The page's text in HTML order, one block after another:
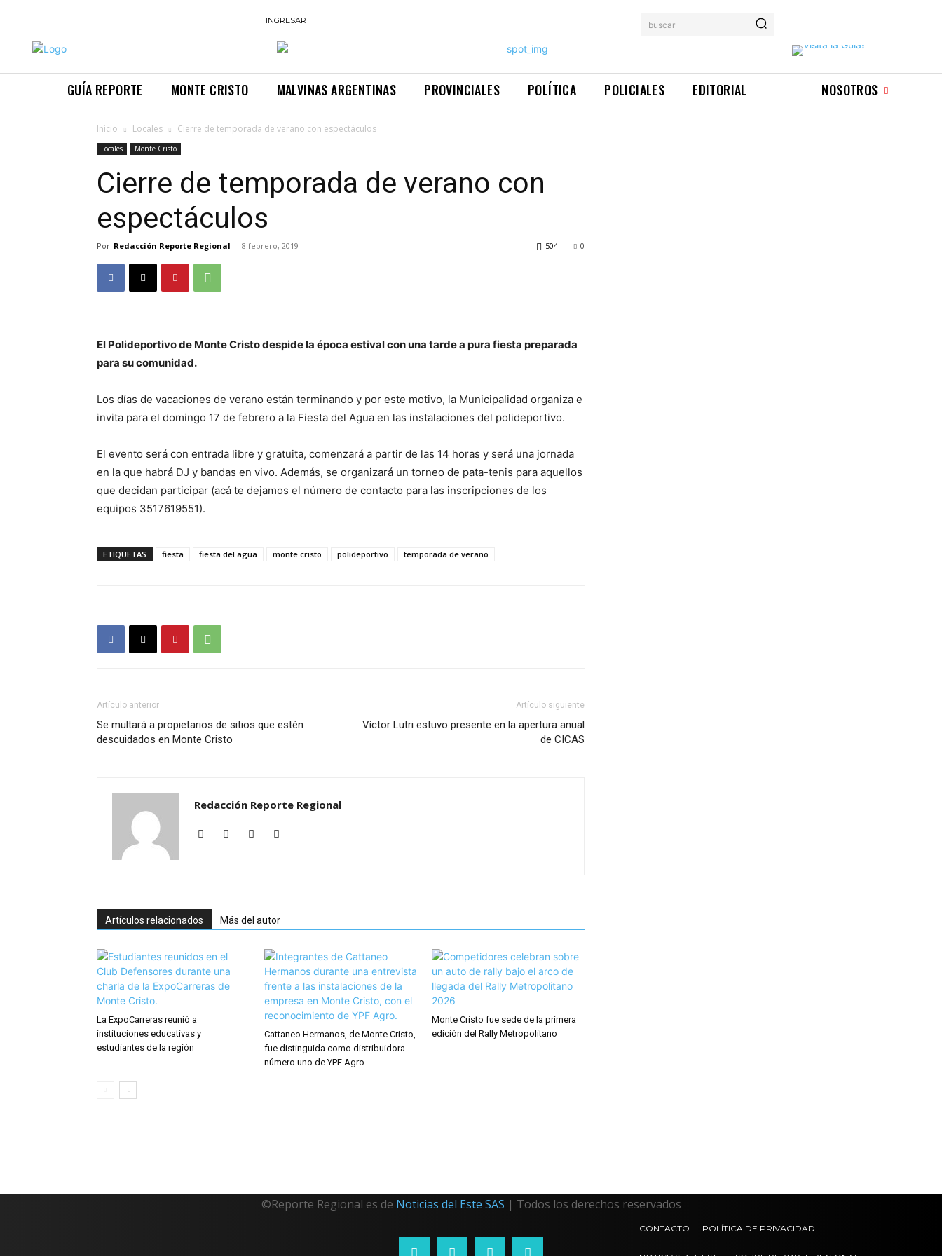
INGRESAR buscar
GUÍA REPORTE MONTE CRISTO MALVINAS ARGENTINAS PROVINCIALES POLÍTICA POLICIALES EDITORIAL NOSOTROS
Inicio Locales Cierre de temporada de verano con espectáculos
Locales Monte Cristo
Cierre de temporada de verano con
espectáculos
Por Redacción Reporte Regional - 8 febrero, 2019 0
504
El Polideportivo de Monte Cristo despide la época estival con una tarde a pura fiesta preparada
para su comunidad.
Los días de vacaciones de verano están terminando y por este motivo, la Municipalidad organiza e
invita para el domingo 17 de febrero a la Fiesta del Agua en las instalaciones del polideportivo.
El evento será con entrada libre y gratuita, comenzará a partir de las 14 horas y será una jornada
en la que habrá DJ y bandas en vivo. Además, se organizará un torneo de pata-tenis para aquellos
que decidan participar (acá te dejamos el número de contacto para las inscripciones de los
equipos 3517619551).
ETIQUETAS fiesta fiesta del agua monte cristo polideportivo temporada de verano
Artículo anterior
Se multará a propietarios de sitios que estén
descuidados en Monte Cristo
Artículo siguiente
Víctor Lutri estuvo presente en la apertura anual
de CICAS
Redacción Reporte Regional
Artículos relacionados Más del autor
La ExpoCarreras reunió a
instituciones educativas y
estudiantes de la región
Cattaneo Hermanos, de Monte Cristo,
fue distinguida como distribuidora
número uno de YPF Agro
Monte Cristo fue sede de la primera
edición del Rally Metropolitano
©Reporte Regional es de Noticias del Este SAS | Todos los derechos reservados
CONTACTO POLÍTICA DE PRIVACIDAD